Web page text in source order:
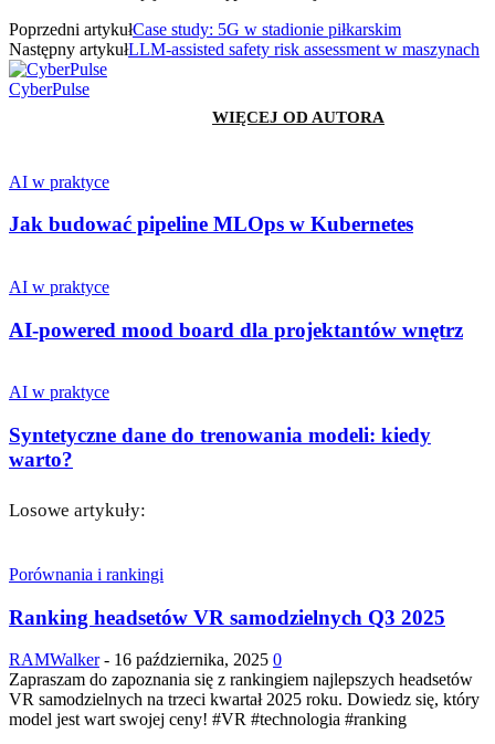
Poprzedni artykułCase study: 5G w stadionie piłkarskim
Następny artykułLLM-assisted safety risk assessment w maszynach
CyberPulse
WIĘCEJ OD AUTORA
AI w praktyce
Jak budować pipeline MLOps w Kubernetes
AI w praktyce
AI-powered mood board dla projektantów wnętrz
AI w praktyce
Syntetyczne dane do trenowania modeli: kiedy
warto?
Losowe artykuły:
Porównania i rankingi
Ranking headsetów VR samodzielnych Q3 2025
RAMWalker - 16 października, 2025 0
Zapraszam do zapoznania się z rankingiem najlepszych headsetów
VR samodzielnych na trzeci kwartał 2025 roku. Dowiedz się, który
model jest wart swojej ceny! #VR #technologia #ranking